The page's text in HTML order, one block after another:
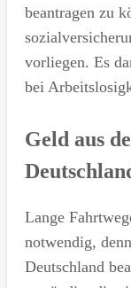
beantragen zu
vorliegen. Es
bei
Geld aus
Lange
notwendig,
Deutschland